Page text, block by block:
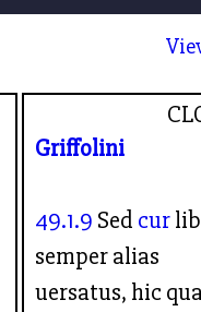
Griffolini
49.1.9 Sed cur
semper alias
uersatus, hic